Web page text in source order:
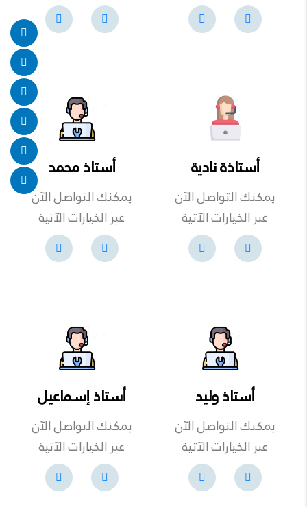
أستاذة نادية
يمكنك التواصل الآن
عبر الخيارات الآتية
أستاذ محمد
يمكنك التواصل الآن
عبر الخيارات الآتية
أستاذ وليد
يمكنك التواصل الآن
عبر الخيارات الآتية
أستاذ إسماعيل
يمكنك التواصل الآن
عبر الخيارات الآتية